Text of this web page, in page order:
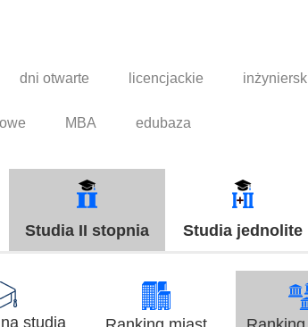
dni otwarte licencjackie
MBA edubaza
Studia II stopnia Studia jednolite
studia